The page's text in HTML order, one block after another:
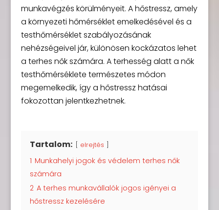
munkavégzés körülményeit. A hőstressz, amely
a környezeti hőmérséklet emelkedésével és a
testhőmérséklet szabályozásának
nehézségeivel jár, különösen kockázatos lehet
a terhes nők számára. A terhesség alatt a nők
testhőmérséklete természetes módon
megemelkedik, így a hőstressz hatásai
fokozottan jelentkezhetnek.
Tartalom: elrejtés
1 Munkahelyi jogok és védelem terhes nők
számára
2 A terhes munkavállalók jogos igényei a
hőstressz kezelésére